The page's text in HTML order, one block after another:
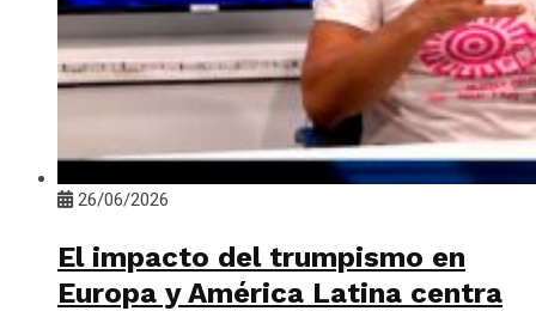
26/06/2026
El impacto del trumpismo en
Europa y América Latina centra